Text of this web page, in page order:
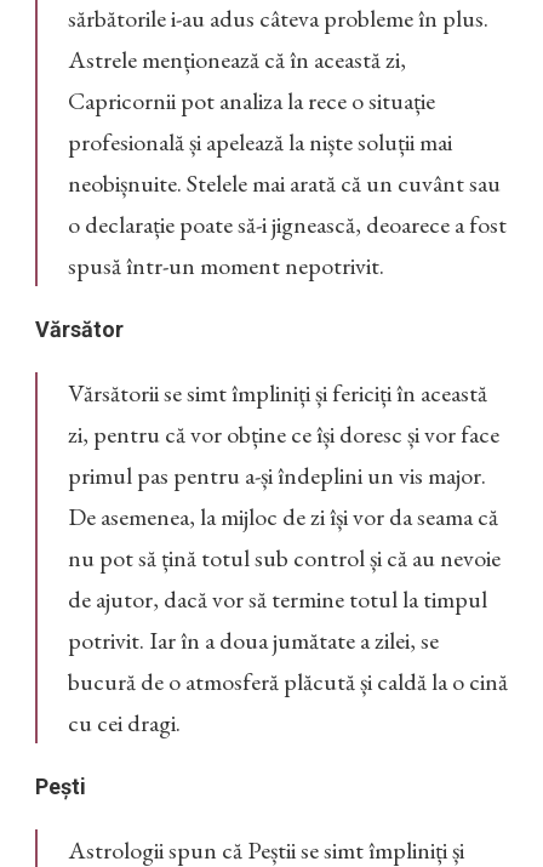
sărbătorile i-au adus câteva probleme în plus.
Astrele menționează că în această zi,
Capricornii pot analiza la rece o situație
profesională și apelează la niște soluții mai
neobișnuite. Stelele mai arată că un cuvânt sau
o declarație poate să-i jignească, deoarece a fost
spusă într-un moment nepotrivit.
Vărsător
Vărsătorii se simt împliniți și fericiți în această
zi, pentru că vor obține ce își doresc și vor face
primul pas pentru a-și îndeplini un vis major.
De asemenea, la mijloc de zi își vor da seama că
nu pot să țină totul sub control și că au nevoie
de ajutor, dacă vor să termine totul la timpul
potrivit. Iar în a doua jumătate a zilei, se
bucură de o atmosferă plăcută și caldă la o cină
cu cei dragi.
Pești
Astrologii spun că Peștii se simt împliniți și